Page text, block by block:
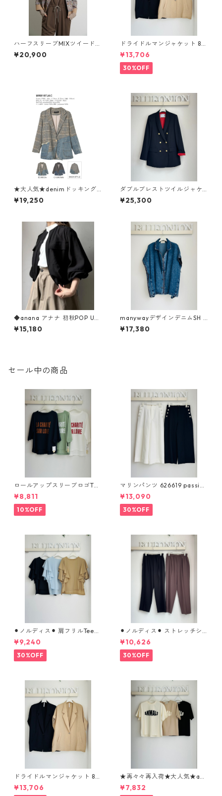
ハーフスリーブMIXツイードJ
K 604483 cyantokyo 2603
b -008
¥20,900
ドライドルマンジャケット 80
268317 dignitecollier
¥13,706
30%OFF
★大人気★denimドッキングc
heckテーラードjacket MRB 1
07 JAC micalle micalle
¥19,250
ダブルブレストツイルジャケ
ット 636422 PASSIONE
¥25,300
◆anana アナナ 初秋POP UP
◆ ドライタッチシアーブル
ゾン 76-013 ANANA
¥15,180
manywayデザインデニムSH 1
260673 sevendays
¥17,380
セール中の商品
ロールアップスリーブロゴTシ
ャツ 612 - 85780 cloche
¥8,811
10%OFF
マリンパンツ 626619 passion
e
¥13,090
30%OFF
⚫︎ノルディス⚫︎ 肩フリルTeeブ
ラウス （set up対応） 610- 8
5064 cloche
¥9,240
30%OFF
⚫︎ノルディス⚫︎ ストレッチシ
フォンテーパードパンツ 8026
8310 dignitecollier
¥10,626
30%OFF
ドライドルマンジャケット 80
268317 dignitecollier
¥13,706
★再々々再入荷★大人気★ani
malロゴTシャツ 1260104 sev
en days
¥7,832